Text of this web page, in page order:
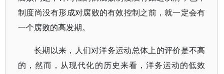
制度尚没有形成对腐败的有效控制之前，就一定会有
一个腐败的高发期。
长期以来，人们对洋务运动总体上的评价是不高
的，然而，从现代化的历史来看，洋务运动的低效